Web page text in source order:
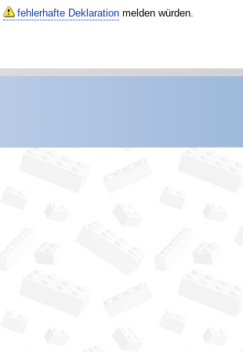
fehlerhafte Deklarationmelden würden.